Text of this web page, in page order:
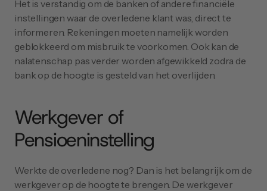
Het is verstandig om de banken of andere financiële
instellingen waar de overledene klant was, direct te
informeren. Rekeningen moeten namelijk worden
geblokkeerd om misbruik te voorkomen. Ook kan de
nalatenschap pas verder worden afgewikkeld zodra de
bank op de hoogte is gesteld van het overlijden.
Werkgever of
Pensioeninstelling
Werkte de overledene nog? Dan is het belangrijk om de
werkgever op de hoogte te brengen. De werkgever